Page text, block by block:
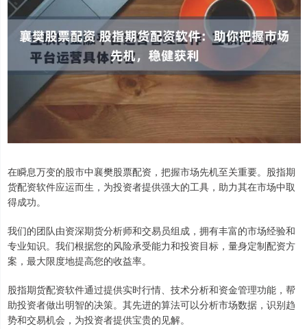
在瞬息万变的股市中襄樊股票配资，把握市场先机至关重要。股指期
货配资软件应运而生，为投资者提供强大的工具，助力其在市场中取
得成功。
我们的团队由资深期货分析师和交易员组成，拥有丰富的市场经验和
专业知识。我们根据您的风险承受能力和投资目标，量身定制配资方
案，最大限度地提高您的收益率。
股指期货配资软件通过提供实时行情、技术分析和资金管理功能，帮
助投资者做出明智的决策。其先进的算法可以分析市场数据，识别趋
势和交易机会，为投资者提供宝贵的见解。